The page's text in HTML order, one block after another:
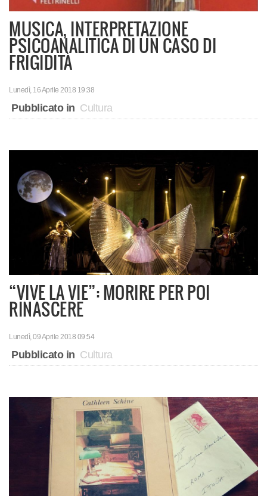
MUSICA, INTERPRETAZIONE
PSICOANALITICA DI UN CASO DI
FRIGIDITÀ
Lunedì, 16 Aprile 2018 19:38
Pubblicato in Cultura
“VIVE LA VIE”: MORIRE PER POI
RINASCERE
Lunedì, 09 Aprile 2018 09:54
Pubblicato in Cultura